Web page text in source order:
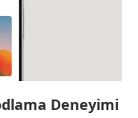
Deneyimi